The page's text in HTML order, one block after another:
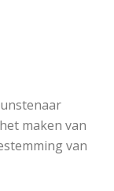
maken van
van